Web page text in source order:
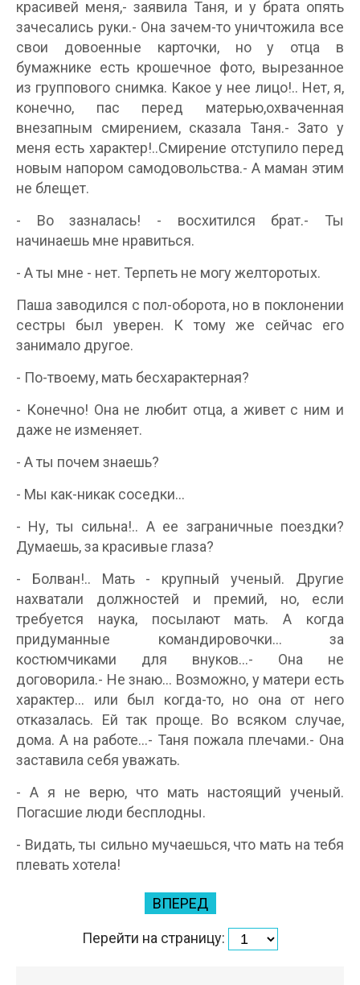
красивей меня,- заявила Таня, и у брата опять
зачесались руки.- Она зачем-то уничтожила все
свои довоенные карточки, но у отца в
бумажнике есть крошечное фото, вырезанное
из группового снимка. Какое у нее лицо!.. Нет, я,
конечно, пас перед матерью,охваченная
внезапным смирением, сказала Таня.- Зато у
меня есть характер!..Смирение отступило перед
новым напором самодовольства.- А маман этим
не блещет.
- Во зазналась! - восхитился брат.- Ты
начинаешь мне нравиться.
- А ты мне - нет. Терпеть не могу желторотых.
Паша заводился с пол-оборота, но в поклонении
сестры был уверен. К тому же сейчас его
занимало другое.
- По-твоему, мать бесхарактерная?
- Конечно! Она не любит отца, а живет с ним и
даже не изменяет.
- А ты почем знаешь?
- Мы как-никак соседки...
- Ну, ты сильна!.. А ее заграничные поездки?
Думаешь, за красивые глаза?
- Болван!.. Мать - крупный ученый. Другие
нахватали должностей и премий, но, если
требуется наука, посылают мать. А когда
придуманные командировочки... за
костюмчиками для внуков...- Она не
договорила.- Не знаю... Возможно, у матери есть
характер... или был когда-то, но она от него
отказалась. Ей так проще. Во всяком случае,
дома. А на работе...- Таня пожала плечами.- Она
заставила себя уважать.
- А я не верю, что мать настоящий ученый.
Погасшие люди бесплодны.
- Видать, ты сильно мучаешься, что мать на тебя
плевать хотела!
ВПЕРЕД
Перейти на страницу: